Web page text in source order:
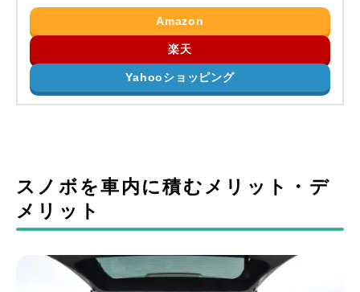
Amazon
楽天
Yahooショッピング
スノボを車内に積むメリット・デ
メリット